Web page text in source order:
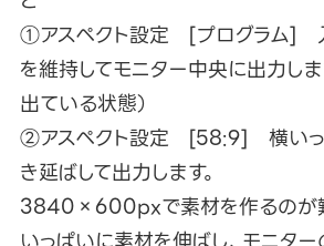
①アスペクト設定 [プログラム]
を維持してモニター中央に出力し
出ている状態）
②アスペクト設定 [58:9] 横いっ
き延ばして出力します。
3840×600pxで素材を作るのが